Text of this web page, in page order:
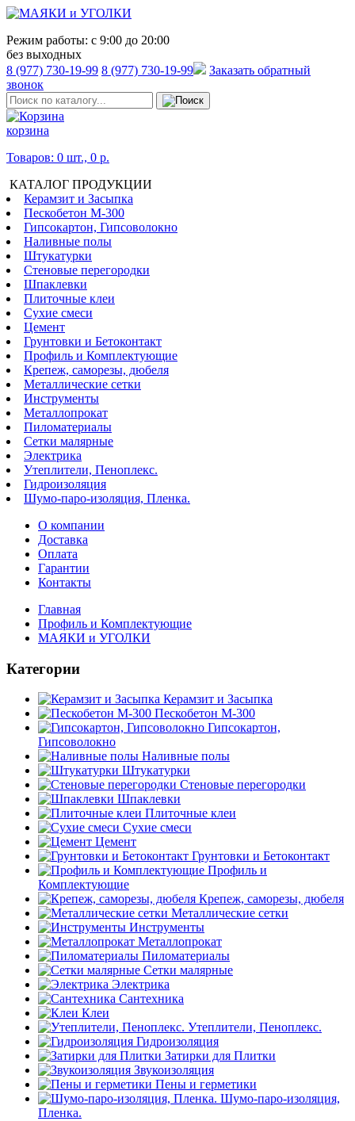
Режим работы: с 9:00 до 20:00
без выходных
8 (977) 730-19-99 8 (977) 730-19-99
Заказать обратный
звонок
корзина
Товаров: 0 шт., 0 р.
КАТАЛОГ ПРОДУКЦИИ
Керамзит и Засыпка
Пескобетон М-300
Гипсокартон, Гипсоволокно
Наливные полы
Штукатурки
Стеновые перегородки
Шпаклевки
Плиточные клеи
Сухие смеси
Цемент
Грунтовки и Бетоконтакт
Профиль и Комплектующие
Крепеж, саморезы, дюбеля
Металлические сетки
Инструменты
Металлопрокат
Пиломатериалы
Сетки малярные
Электрика
Утеплители, Пеноплекс.
Гидроизоляция
Шумо-паро-изоляция, Пленка.
О компании
Доставка
Оплата
Гарантии
Контакты
Главная
Профиль и Комплектующие
МАЯКИ и УГОЛКИ
Категории
Керамзит и Засыпка
Пескобетон М-300
Гипсокартон,
Гипсоволокно
Наливные полы
Штукатурки
Стеновые перегородки
Шпаклевки
Плиточные клеи
Сухие смеси
Цемент
Грунтовки и Бетоконтакт
Профиль и
Комплектующие
Крепеж, саморезы, дюбеля
Металлические сетки
Инструменты
Металлопрокат
Пиломатериалы
Сетки малярные
Электрика
Сантехника
Клеи
Утеплители, Пеноплекс.
Гидроизоляция
Затирки для Плитки
Звукоизоляция
Пены и герметики
Шумо-паро-изоляция,
Пленка.